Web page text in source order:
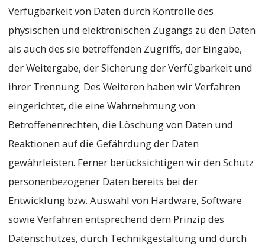
Verfügbarkeit von Daten durch Kontrolle des
physischen und elektronischen Zugangs zu den Daten
als auch des sie betreffenden Zugriffs, der Eingabe,
der Weitergabe, der Sicherung der Verfügbarkeit und
ihrer Trennung. Des Weiteren haben wir Verfahren
eingerichtet, die eine Wahrnehmung von
Betroffenenrechten, die Löschung von Daten und
Reaktionen auf die Gefährdung der Daten
gewährleisten. Ferner berücksichtigen wir den Schutz
personenbezogener Daten bereits bei der
Entwicklung bzw. Auswahl von Hardware, Software
sowie Verfahren entsprechend dem Prinzip des
Datenschutzes, durch Technikgestaltung und durch